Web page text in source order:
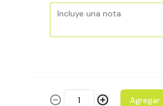
envuelto en palta - cubierto de
una porción de ceviche mixto y
Agregar